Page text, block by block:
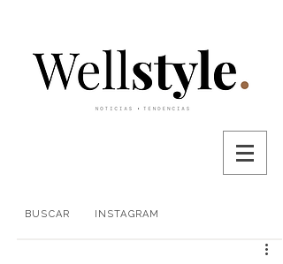
BUSCAR INSTAGRAM